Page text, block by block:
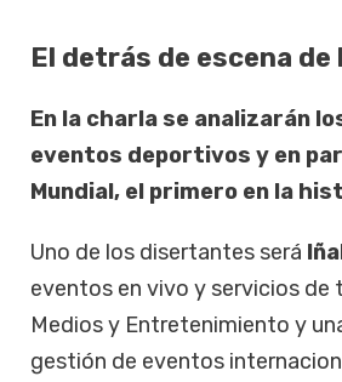
El detrás de escena
En la charla se analizarán
eventos deportivos y en
Mundial, el primero en la
Uno de los disertantes será
eventos en vivo y servicios
Medios y Entretenimiento y
gestión de eventos